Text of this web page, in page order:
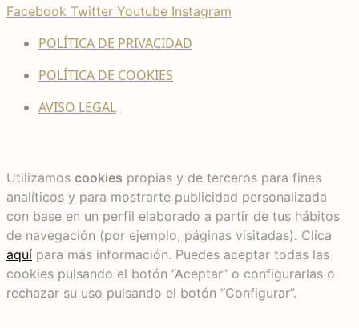
Facebook Twitter Youtube Instagram
POLÍTICA DE PRIVACIDAD
POLÍTICA DE COOKIES
AVISO LEGAL
Utilizamos cookies propias y de terceros para fines
analíticos y para mostrarte publicidad personalizada
con base en un perfil elaborado a partir de tus hábitos
de navegación (por ejemplo, páginas visitadas). Clica
aquí para más información. Puedes aceptar todas las
cookies pulsando el botón “Aceptar” o configurarlas o
rechazar su uso pulsando el botón “Configurar”.